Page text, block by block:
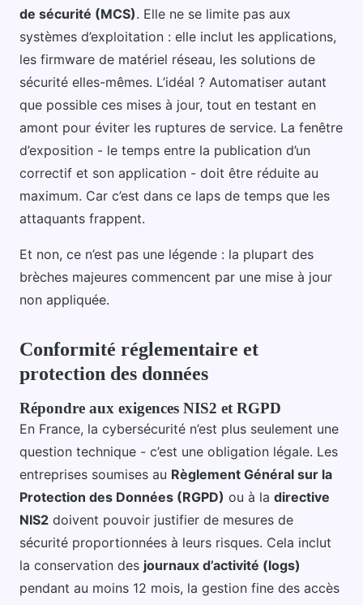
de sécurité (MCS). Elle ne se limite pas aux
systèmes d’exploitation : elle inclut les applications,
les firmware de matériel réseau, les solutions de
sécurité elles-mêmes. L’idéal ? Automatiser autant
que possible ces mises à jour, tout en testant en
amont pour éviter les ruptures de service. La fenêtre
d’exposition - le temps entre la publication d’un
correctif et son application - doit être réduite au
maximum. Car c’est dans ce laps de temps que les
attaquants frappent.
Et non, ce n’est pas une légende : la plupart des
brèches majeures commencent par une mise à jour
non appliquée.
Conformité réglementaire et
protection des données
Répondre aux exigences NIS2 et RGPD
En France, la cybersécurité n’est plus seulement une
question technique - c’est une obligation légale. Les
entreprises soumises au Règlement Général sur la
Protection des Données (RGPD) ou à la directive
NIS2 doivent pouvoir justifier de mesures de
sécurité proportionnées à leurs risques. Cela inclut
la conservation des journaux d’activité (logs)
pendant au moins 12 mois, la gestion fine des accès